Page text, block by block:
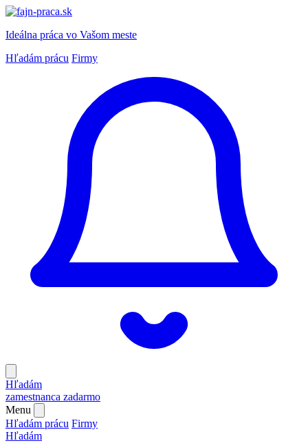
Ideálna práca vo Vašom meste
Hľadám prácu Firmy
Hľadám
zamestnanca zadarmo
Menu
Hľadám prácu Firmy
Hľadám